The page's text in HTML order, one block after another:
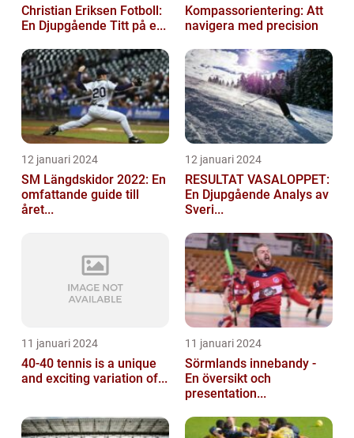
Christian Eriksen Fotboll:
En Djupgående Titt på e...
Kompassorientering: Att
navigera med precision
12 januari 2024
SM Längdskidor 2022: En
omfattande guide till
året...
12 januari 2024
RESULTAT VASALOPPET:
En Djupgående Analys av
Sveri...
11 januari 2024
40-40 tennis is a unique
and exciting variation of...
11 januari 2024
Sörmlands innebandy -
En översikt och
presentation...